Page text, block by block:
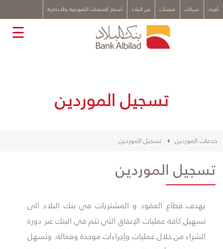
أفراد شركات منشآت عن البلاد أسعار المنتجات التمويلية والادخارية x☰
تسجيل الموردين
خدمات الموردين تسجيل الموردين
تسجيل الموردين
​يهدف قطاع العقود و المشتريات في بنك البلاد الى
تسهيل كافة عمليات الإنفاق التي تتم في البنك عبر دورة
الشراء من خلال عمليات وإجراءات موحدة وفعالة. وتسهل